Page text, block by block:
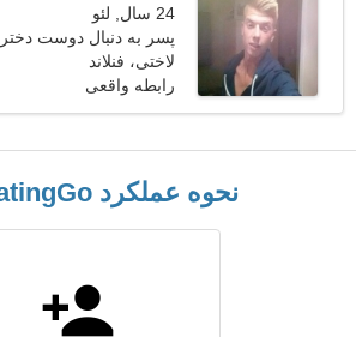
24 سال, لئو
پسر به دنبال دوست دختر
است
لاختی، فنلاند
رابطه واقعی
نحوه عملکرد FinDatingGo